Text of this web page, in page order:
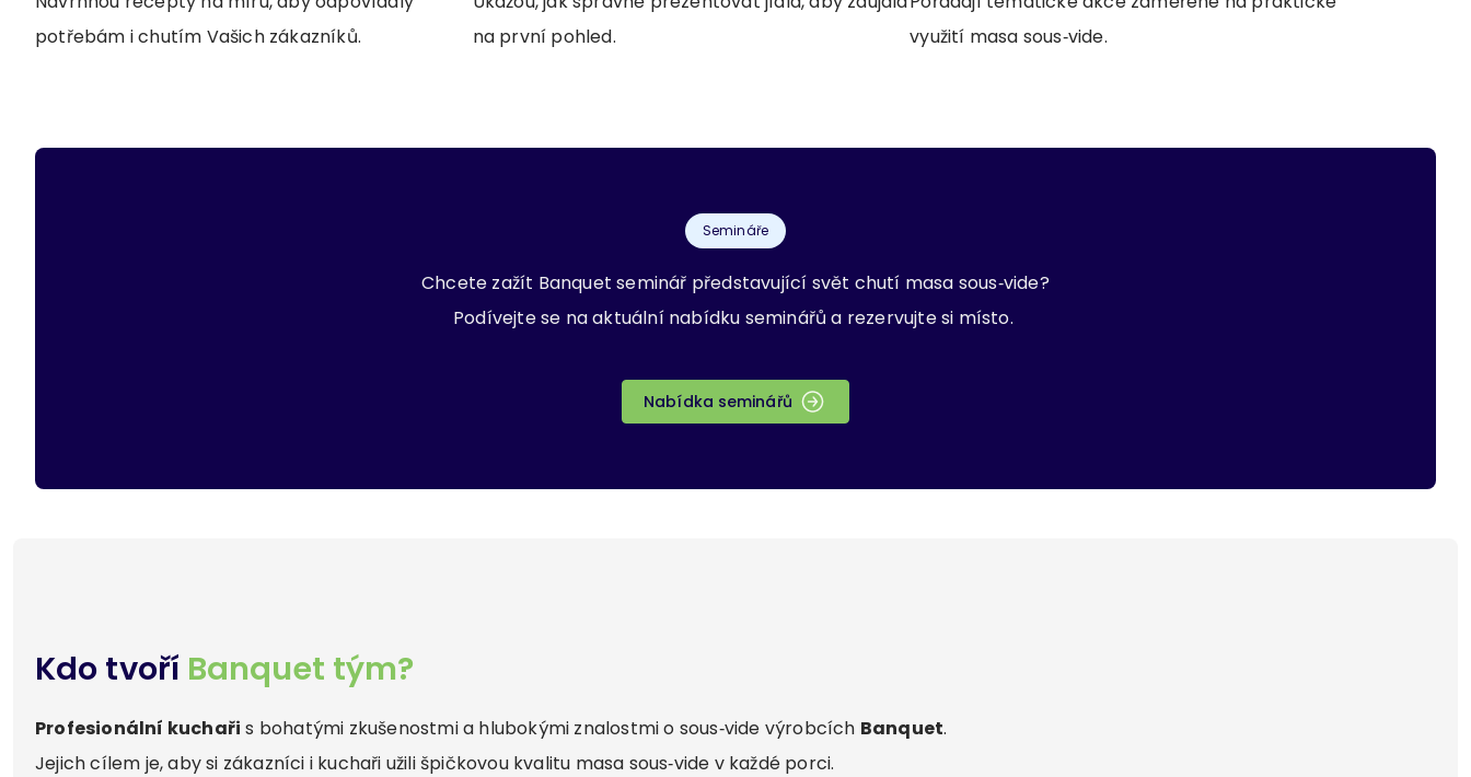
potřebám i chutím Vašich zákazníků.
na první pohled.
využití masa sous‑vide.
Semináře
Chcete zažít Banquet seminář představující svět chutí masa sous‑vide?
Podívejte se na aktuální nabídku seminářů a rezervujte si místo.
Nabídka seminářů
Kdo tvoří Banquet tým?
Profesionální kuchaři s bohatými zkušenostmi a hlubokými znalostmi o sous‑vide výrobcích Banquet.
Jejich cílem je, aby si zákazníci i kuchaři užili špičkovou kvalitu masa sous‑vide v každé porci.